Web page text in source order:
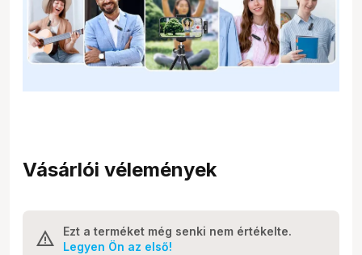
Vásárlói vélemények
Ezt a terméket még senki nem értékelte.
Legyen Ön az első!